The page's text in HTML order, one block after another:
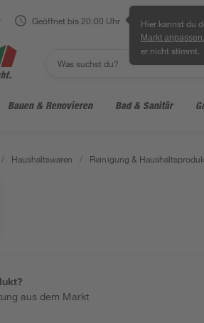
Geöffnet bis 20:00 Uhr Hier kannst du
Markt anpassen
er nicht stimmt.
Bauen & Renovieren Bad & Sanitär
/ Haushaltswaren / Reinigung &
aus dem Markt